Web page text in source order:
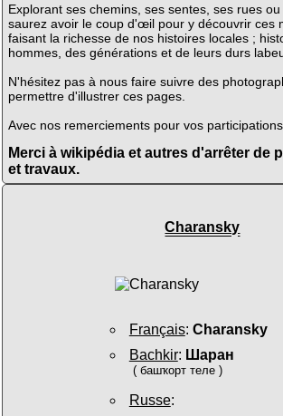
Explorant ses chemins, ses sentes, ses rues
saurez avoir le coup d'œil pour y découvrir ces
faisant la richesse de nos histoires locales ;
hommes, des générations et de leurs durs
N'hésitez pas à nous faire suivre des
permettre d'illustrer ces pages.
Avec nos remerciements pour vos
Merci à wikipédia et autres d'arrêter de
et travaux.
Charansky
Français: Charansky
Bachkir: Шаран
( башҡорт теле )
Russe: